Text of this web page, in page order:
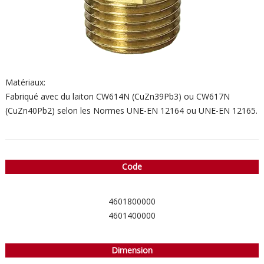
Matériaux:
Fabriqué avec du laiton CW614N (CuZn39Pb3) ou CW617N
(CuZn40Pb2) selon les Normes UNE-EN 12164 ou UNE-EN 12165.
Code
4601800000
4601400000
Dimension